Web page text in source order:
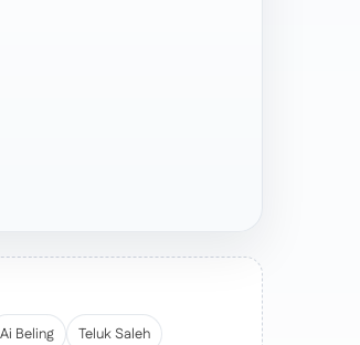
Ai Beling Teluk Saleh